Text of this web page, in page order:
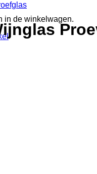
in de winkelwagen.